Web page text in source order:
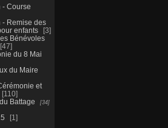
- Course
- Remise des
enfants
3
Bénévoles
47
du 8 Mai
du Maire
et
110
Battage
34
1